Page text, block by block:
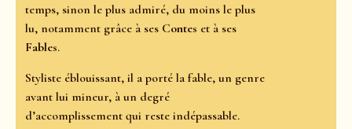
temps, sinon le plus admiré, du moins le plus
lu, notamment grâce à ses Contes et à ses
Fables.
Styliste éblouissant, il a porté la fable, un genre
avant lui mineur, à un degré
d’accomplissement qui reste indépassable.